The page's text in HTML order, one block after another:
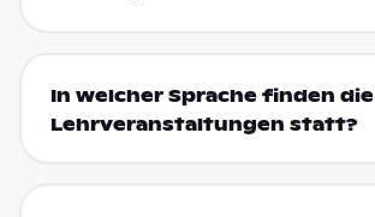
In welcher Sprache finden die
Lehrveranstaltungen statt?